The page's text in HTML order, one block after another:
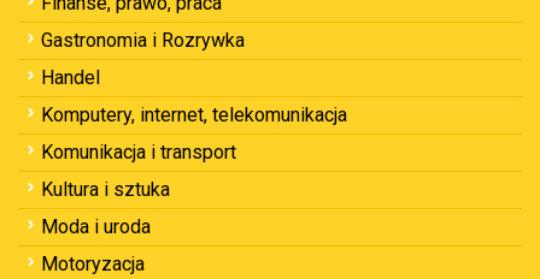
Gastronomia i Rozrywka
Handel
Komputery, internet, telekomunikacja
Komunikacja i transport
Kultura i sztuka
Moda i uroda
Motoryzacja